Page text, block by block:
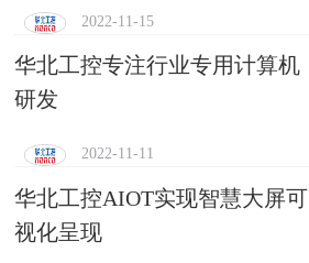
2022-11-15
华北工控专注行业专用计算机
研发
2022-11-11
华北工控AIOT实现智慧大屏可
视化呈现